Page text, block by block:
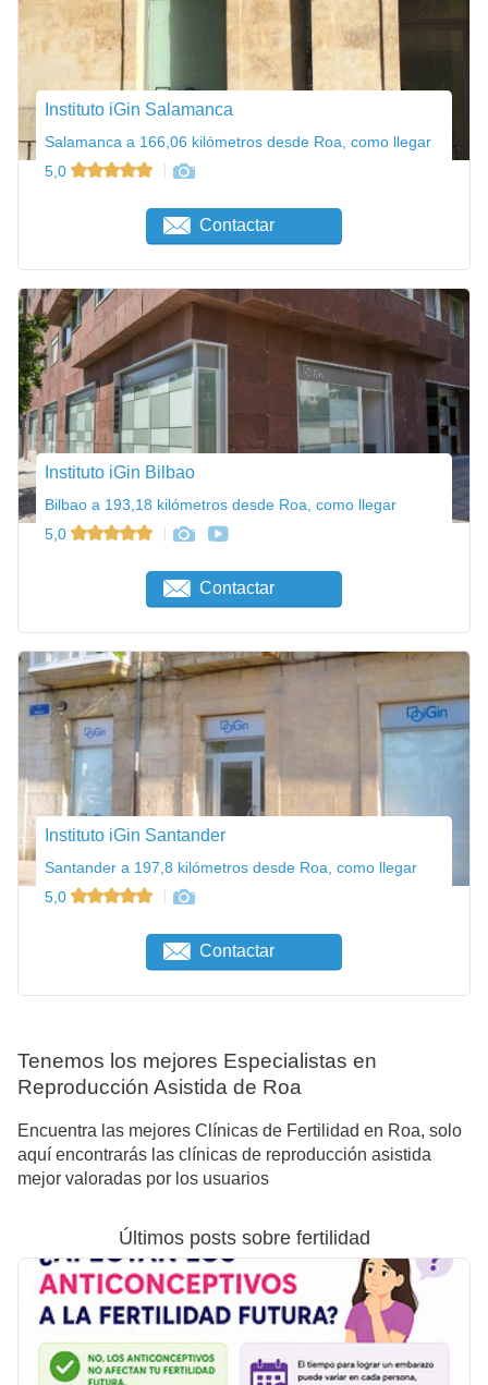
Instituto iGin Salamanca
Salamanca a 166,06 kilómetros desde Roa, como llegar
5,0
Contactar
Instituto iGin Bilbao
Bilbao a 193,18 kilómetros desde Roa, como llegar
5,0
Contactar
Instituto iGin Santander
Santander a 197,8 kilómetros desde Roa, como llegar
5,0
Contactar
Tenemos los mejores Especialistas en
Reproducción Asistida de Roa
Encuentra las mejores Clínicas de Fertilidad en Roa, solo
aquí encontrarás las clínicas de reproducción asistida
mejor valoradas por los usuarios
Últimos posts sobre fertilidad